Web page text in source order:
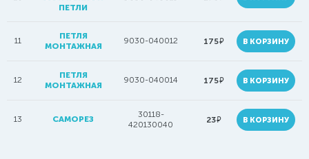
ПЕТЛИ
11
ПЕТЛЯ
МОНТАЖНАЯ
9030-040012 175руб. В КОРЗИНУ
12
ПЕТЛЯ
МОНТАЖНАЯ
9030-040014 175руб. В КОРЗИНУ
13 САМОРЕЗ
30118-
420130040
23руб. В КОРЗИНУ